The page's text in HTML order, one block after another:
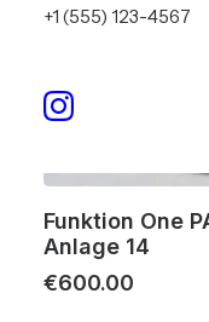
+1 (555) 123-4567
Funktion One
Anlage 14
€600.00